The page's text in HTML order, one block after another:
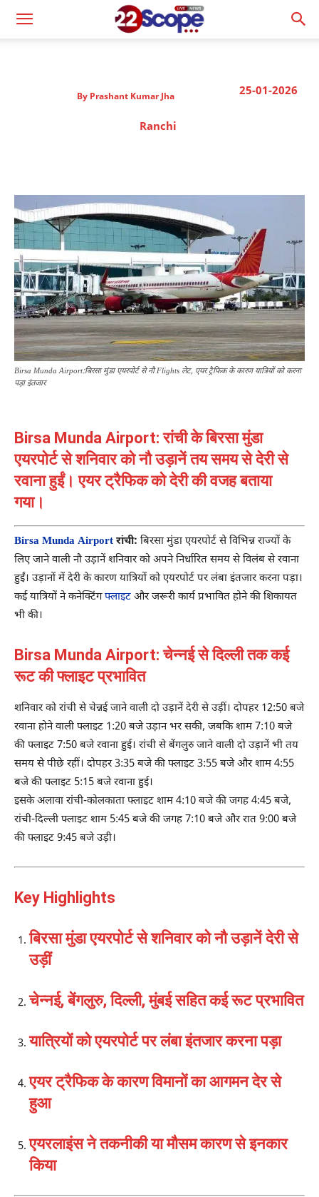
25-01-2026
By Prashant Kumar Jha
Ranchi
Birsa Munda Airport:बिरसा मुंडा एयरपोर्ट से नौ Flights लेट, एयर ट्रैफिक के कारण यात्रियों को करना
पड़ा इंतजार
Birsa Munda Airport: रांची के बिरसा मुंडा
एयरपोर्ट से शनिवार को नौ उड़ानें तय समय से देरी से
रवाना हुईं। एयर ट्रैफिक को देरी की वजह बताया
गया।
Birsa Munda Airport रांची: बिरसा मुंडा एयरपोर्ट से विभिन्न राज्यों के
लिए जाने वाली नौ उड़ानें शनिवार को अपने निर्धारित समय से विलंब से रवाना
हुईं। उड़ानों में देरी के कारण यात्रियों को एयरपोर्ट पर लंबा इंतजार करना पड़ा।
कई यात्रियों ने कनेक्टिंगफ्लाइट और जरूरी कार्य प्रभावित होने की शिकायत
भी की।
Birsa Munda Airport: चेन्नई से दिल्ली तक कई
रूट की फ्लाइट प्रभावित
शनिवार को रांची से चेन्नई जाने वाली दो उड़ानें देरी से उड़ीं। दोपहर 12:50 बजे
रवाना होने वाली फ्लाइट 1:20 बजे उड़ान भर सकी, जबकि शाम 7:10 बजे
की फ्लाइट 7:50 बजे रवाना हुई। रांची से बेंगलुरु जाने वाली दो उड़ानें भी तय
समय से पीछे रहीं। दोपहर 3:35 बजे की फ्लाइट 3:55 बजे और शाम 4:55
बजे की फ्लाइट 5:15 बजे रवाना हुई।
इसके अलावा रांची-कोलकाता फ्लाइट शाम 4:10 बजे की जगह 4:45 बजे,
रांची-दिल्ली फ्लाइट शाम 5:45 बजे की जगह 7:10 बजे और रात 9:00 बजे
की फ्लाइट 9:45 बजे उड़ी।
Key Highlights
बिरसा मुंडा एयरपोर्ट से शनिवार को नौ उड़ानें देरी से
उड़ीं
चेन्नई, बेंगलुरु, दिल्ली, मुंबई सहित कई रूट प्रभावित
यात्रियों को एयरपोर्ट पर लंबा इंतजार करना पड़ा
एयर ट्रैफिक के कारण विमानों का आगमन देर से
हुआ
एयरलाइंस ने तकनीकी या मौसम कारण से इनकार
किया